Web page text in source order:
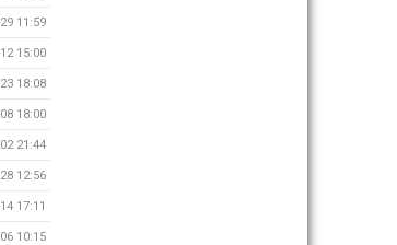
11:59
15:00
18:08
18:00
21:44
12:56
17:11
10:15